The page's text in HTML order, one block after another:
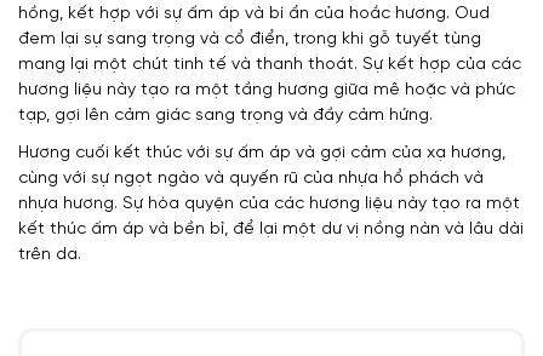
hồng, kết hợp với sự ấm áp và bí ẩn của hoắc hương. Oud
đem lại sự sang trọng và cổ điển, trong khi gỗ tuyết tùng
mang lại một chút tinh tế và thanh thoát. Sự kết hợp của các
hương liệu này tạo ra một tầng hương giữa mê hoặc và phức
tạp, gợi lên cảm giác sang trọng và đầy cảm hứng.
Hương cuối kết thúc với sự ấm áp và gợi cảm của xạ hương,
cùng với sự ngọt ngào và quyến rũ của nhựa hổ phách và
nhựa hương. Sự hòa quyện của các hương liệu này tạo ra một
kết thúc ấm áp và bền bỉ, để lại một dư vị nồng nàn và lâu dài
trên da.